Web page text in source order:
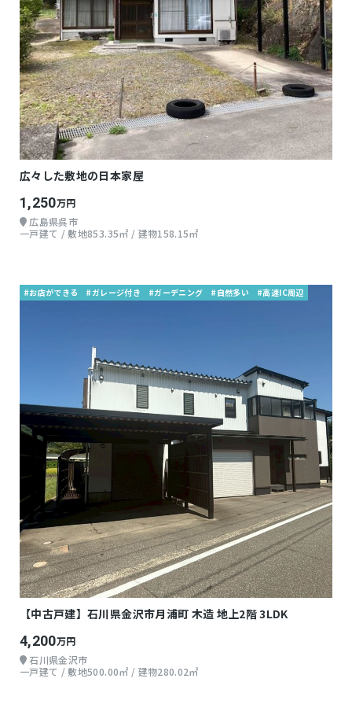
広々した敷地の日本家屋
1,250万円
広島県呉市
一戸建て / 敷地853.35㎡ / 建物158.15㎡
#お店ができる #ガレージ付き #ガーデニング #自然多い #高速IC周辺
【中古戸建】石川県金沢市月浦町 木造 地上2階 3LDK
4,200万円
石川県金沢市
一戸建て / 敷地500.00㎡ / 建物280.02㎡